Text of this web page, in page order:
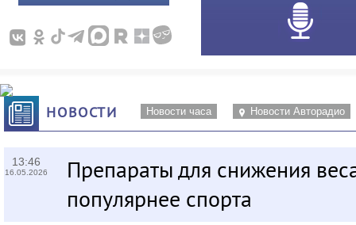
НОВОСТИ Новости часа Новости Авторадио
13:46
16.05.2026
Препараты для снижения
популярнее спорта